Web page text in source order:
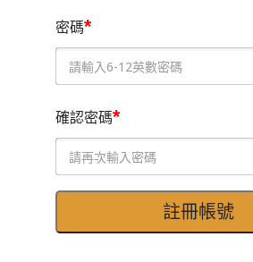
密碼*
確認密碼*